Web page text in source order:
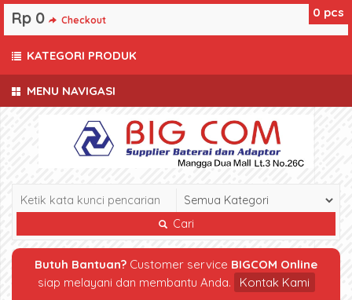
MENU NAVIGASI
Cari
Butuh Bantuan? Customer service BIGCOM Online
siap melayani dan membantu Anda.
Kontak Kami
0 pcs
Rp 0 Checkout
KATEGORI PRODUK